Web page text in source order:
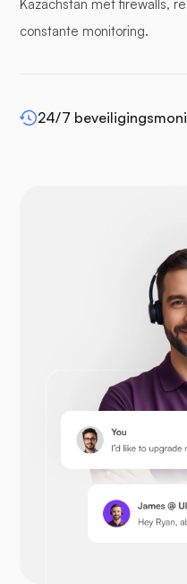
WP-
Opencart
Kazachstan met firewalls,
constante monitoring.
24/7